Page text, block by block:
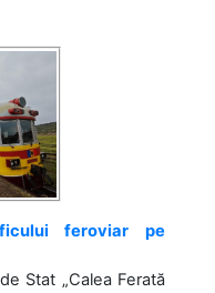
feroviar pe
Stat „Calea Ferată